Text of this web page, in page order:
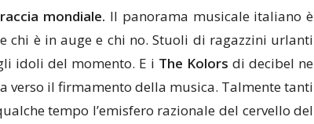
mondiale. Il panorama musicale italiano è
chi è in auge e chi no. Stuoli di ragazzini urlanti
idoli del momento. E i The Kolors di decibel ne
verso il firmamento della musica. Talmente tanti
tempo l’emisfero razionale del cervello del